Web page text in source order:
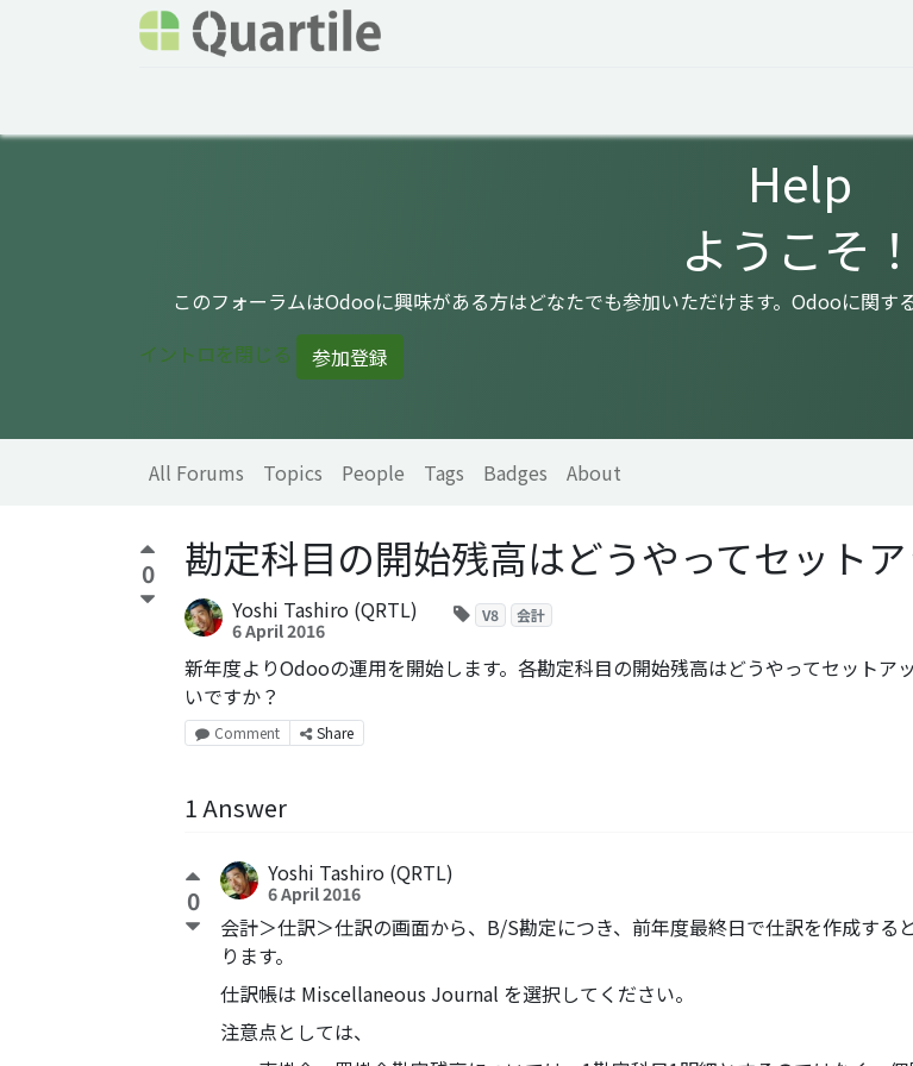
Help
ようこそ！
このフォーラムはOdooに興味がある方はどなたでも参加いただけます。Odooに関す
イントロを閉じる
参加登録
All Forums Topics People Tags Badges About
0 勘定科目の開始残高はどうやってセット
Yoshi Tashiro (QRTL)
6 April 2016
V8 会計
新年度よりOdooの運用を開始します。各勘定科目の開始残高はどうやってセットア
いですか？
Comment Share
1 Answer
0
Yoshi Tashiro (QRTL)
6 April 2016
会計＞仕訳＞仕訳の画面から、B/S勘定につき、前年度最終日で仕訳を作成する
ります。
仕訳帳は Miscellaneous Journal を選択してください。
注意点としては、